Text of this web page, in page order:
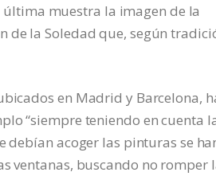
última muestra la imagen de la
de la Soledad que, según
en Madrid y Barcelona,
“siempre teniendo en cuenta
debían acoger las pinturas se
ventanas, buscando no romper